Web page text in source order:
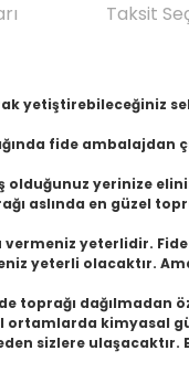
Taksit
yetiştirebileceğiniz
fide ambalajdan
olduğunuz yerinize
aslında en güzel
vermeniz yeterlidir.
yeterli olacaktır.
toprağı dağılmadan
kimyasal
sizlere